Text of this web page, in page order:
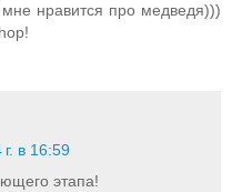
нравится про медведя)))
в 16:59
этапа!